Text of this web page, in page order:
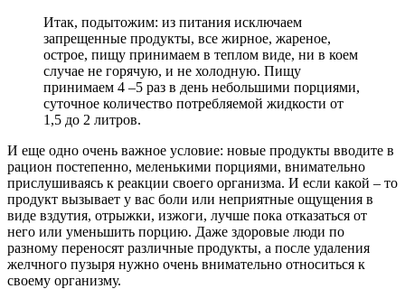
Итак, подытожим: из питания исключаем
запрещенные продукты, все жирное, жареное,
острое, пищу принимаем в теплом виде, ни в коем
случае не горячую, и не холодную. Пищу
принимаем 4 –5 раз в день небольшими порциями,
суточное количество потребляемой жидкости от
1,5 до 2 литров.
И еще одно очень важное условие: новые продукты вводите в
рацион постепенно, меленькими порциями, внимательно
прислушиваясь к реакции своего организма. И если какой – то
продукт вызывает у вас боли или неприятные ощущения в
виде вздутия, отрыжки, изжоги, лучше пока отказаться от
него или уменьшить порцию. Даже здоровые люди по
разному переносят различные продукты, а после удаления
желчного пузыря нужно очень внимательно относиться к
своему организму.